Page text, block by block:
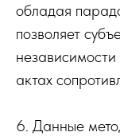
обладая
позволяет
независимости
актах
6. Данные